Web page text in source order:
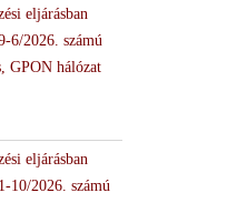
eljárásban
6/2026. számú
GPON hálózat
eljárásban
10/2026. számú